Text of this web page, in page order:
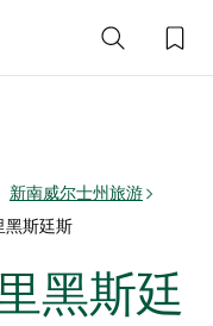
新南威尔士州旅游
黑斯廷斯
黑斯廷